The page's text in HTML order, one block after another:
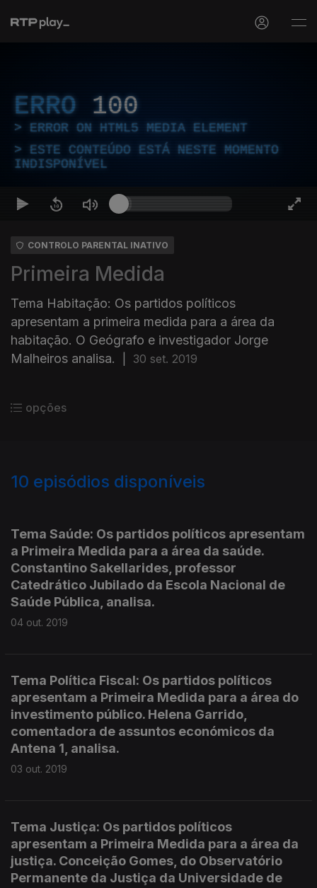
ERRO 100
ERROR ON HTML5 MEDIA ELEMENT
ESTE CONTEÚDO ESTÁ NESTE MOMENTO
INDISPONÍVEL
CONTROLO PARENTAL INATIVO
Primeira Medida
Tema Habitação: Os partidos políticos
apresentam a primeira medida para a área da
habitação. O Geógrafo e investigador Jorge
Malheiros analisa.
30 set. 2019
opções
10 episódios disponíveis
Tema Saúde: Os partidos políticos apresentam
a Primeira Medida para a área da saúde.
Constantino Sakellarides, professor
Catedrático Jubilado da Escola Nacional de
Saúde Pública, analisa.
04 out. 2019
Tema Política Fiscal: Os partidos políticos
apresentam a Primeira Medida para a área do
investimento público. Helena Garrido,
comentadora de assuntos económicos da
Antena 1, analisa.
03 out. 2019
Tema Justiça: Os partidos políticos
apresentam a Primeira Medida para a área da
justiça. Conceição Gomes, do Observatório
Permanente da Justiça da Universidade de